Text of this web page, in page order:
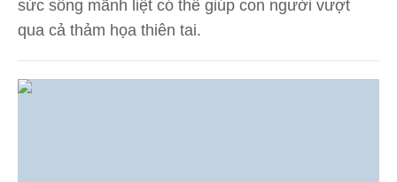
sức sống mãnh liệt có thể giúp con người vượt
qua cả thảm họa thiên tai.